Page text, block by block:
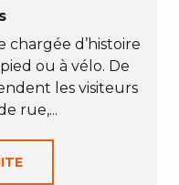
chargée d’histoire
ou à vélo. De
les visiteurs
rue,...